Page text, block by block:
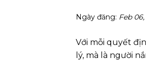
Ngày đăng: Feb
Với mỗi quyết
lý, mà là người